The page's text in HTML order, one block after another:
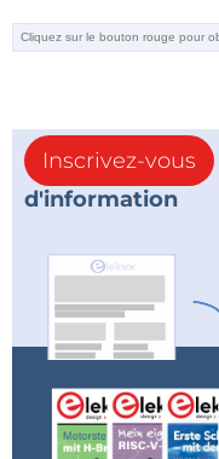
Inscrivez-vous
d'information